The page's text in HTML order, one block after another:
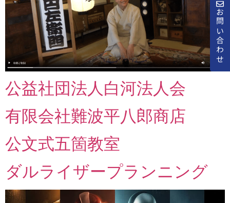
お問い合わせ
公益社団法人白河法人会
有限会社難波平八郎商店
公文式五箇教室
ダルライザープランニング